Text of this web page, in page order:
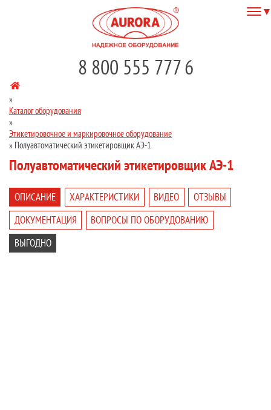
8 800 555 777 6
»
Каталог оборудования
»
Этикетировочное и маркировочное оборудование
» Полуавтоматический этикетировщик АЭ-1
Полуавтоматический этикетировщик АЭ-1
ОПИСАНИЕ ХАРАКТЕРИСТИКИ ВИДЕО
ОТЗЫВЫ
ДОКУМЕНТАЦИЯ
ВОПРОСЫ ПО ОБОРУДОВАНИЮ
ВЫГОДНО